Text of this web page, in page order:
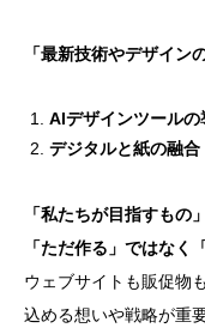
「最新技術やデザイン
AIデザインツールの
デジタルと紙の融合
「私たちが目指すもの」
「ただ作る」ではなく
ウェブサイトも販促物
込める想いや戦略が重要